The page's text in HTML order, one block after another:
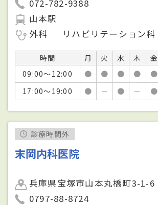
072-782-9388
山本駅
外科
リハビリテーション科
時間 月 火 水 木 金
09:00～12:00
● ● ● ● ●
17:00～19:00
● － ● － ●
診療時間外
末岡内科医院
兵庫県宝塚市山本丸橋町3-1-6
0797-88-8724